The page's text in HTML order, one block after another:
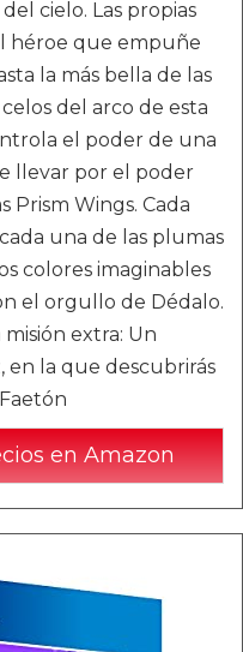
cielo. Las propias
héroe que empuñe
la más bella de las
del arco de esta
el poder de una
llevar por el poder
Prism Wings. Cada
una de las plumas
colores imaginables
el orgullo de Dédalo.
extra: Un
en la que descubrirás
en Amazon